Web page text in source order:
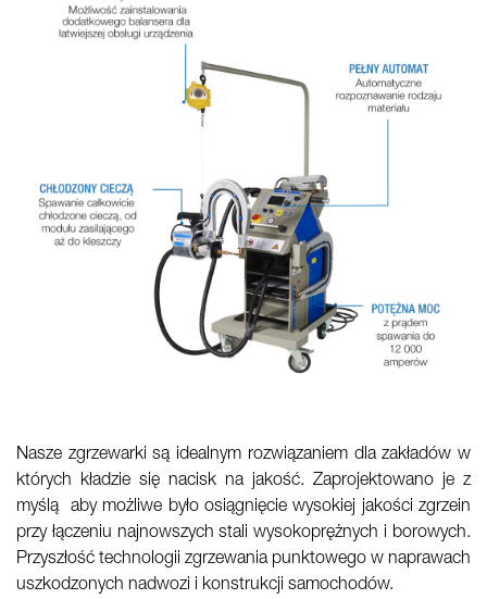
Nasze zgrzewarki są idealnym rozwiązaniem dla zakładów w
których kładzie się nacisk na jakość. Zaprojektowano je z
myślą aby możliwe było osiągnięcie wysokiej jakości zgrzein
przy łączeniu najnowszych stali wysokoprężnych i borowych.
Przyszłość technologii zgrzewania punktowego w naprawach
uszkodzonych nadwozi i konstrukcji samochodów.